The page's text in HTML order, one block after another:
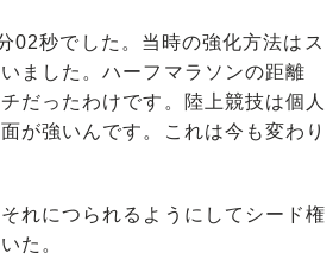
02秒でした。当時の強化方法はス
ました。ハーフマラソンの距離
だったわけです。陸上競技は個人
が強いんです。これは今も変わり
れにつられるようにしてシード権
た。